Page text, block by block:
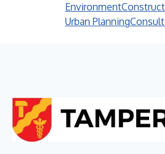
Environment
Urban Planning